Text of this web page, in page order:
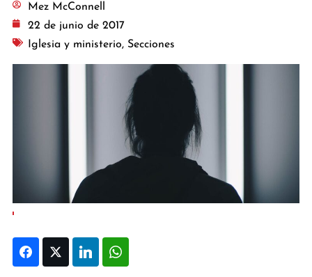
Mez McConnell
22 de junio de 2017
Iglesia y ministerio, Secciones
FacebookTwitter LinkedIn